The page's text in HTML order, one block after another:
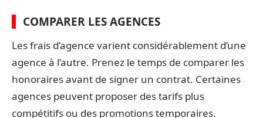
COMPARER LES AGENCES
Les frais d’agence varient considérablement d’une
agence à l’autre. Prenez le temps de comparer les
honoraires avant de signer un contrat. Certaines
agences peuvent proposer des tarifs plus
compétitifs ou des promotions temporaires.